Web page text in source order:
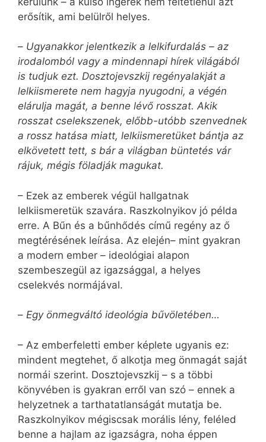
erősítik, ami belülről helyes.
– Ugyanakkor jelentkezik a lelkifurdalás – az
irodalomból vagy a mindennapi hírek világából
is tudjuk ezt. Dosztojevszkij regényalakját a
lelkiismerete nem hagyja nyugodni, a végén
elárulja magát, a benne lévő rosszat. Akik
rosszat cselekszenek, előbb-utóbb szenvednek
a rossz hatása miatt, lelkiismeretüket bántja az
elkövetett tett, s bár a világban büntetés vár
rájuk, mégis föladják magukat.
– Ezek az emberek végül hallgatnak
lelkiismeretük szavára. Raszkolnyikov jó példa
erre. A Bűn és a bűnhődés című regény az ő
megtérésének leírása. Az elején– mint gyakran
a modern ember – ideológiai alapon
szembeszegül az igazsággal, a helyes
cselekvés normájával.
– Egy önmegváltó ideológia bűvöletében…
– Az emberfeletti ember képlete ugyanis ez:
mindent megtehet, ő alkotja meg önmagát saját
normái szerint. Dosztojevszkij – s a többi
könyvében is gyakran erről van szó – ennek a
helyzetnek a tarthatatlanságát mutatja be.
Raszkolnyikov mégiscsak morális lény, feléled
benne a hajlam az igazságra, noha éppen